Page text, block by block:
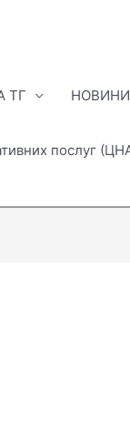
ТГ НОВИНИ
послуг